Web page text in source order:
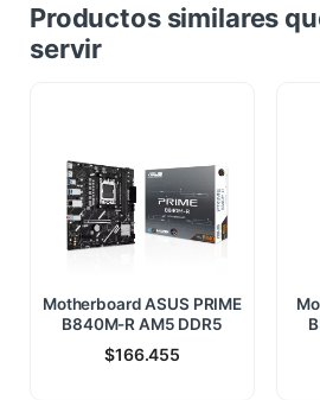
Productos similares
servir
Motherboard ASUS PRIME
B840M-R AM5 DDR5
$166.455